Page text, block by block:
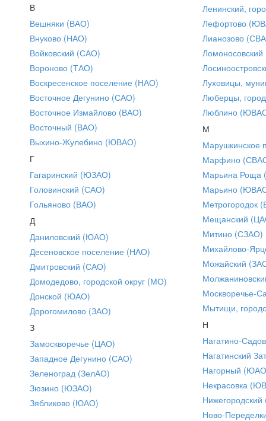
В
Вешняки (ВАО)
Внуково (НАО)
Войковский (САО)
Вороново (ТАО)
Воскресенское поселение (НАО)
Восточное Дегунино (САО)
Восточное Измайлово (ВАО)
Восточный (ВАО)
Выхино-Жулебино (ЮВАО)
Г
Гагаринский (ЮЗАО)
Головинский (САО)
Гольяново (ВАО)
Д
Даниловский (ЮАО)
Десеновское поселение (НАО)
Дмитровский (САО)
Домодедово, городской округ (МО)
Донской (ЮАО)
Дорогомилово (ЗАО)
З
Замоскворечье (ЦАО)
Западное Дегунино (САО)
Зеленоград (ЗелАО)
Зюзино (ЮЗАО)
Зябликово (ЮАО)
Ленинский,
Лефортово
Лианозово
Луховицы,
Люберцы,
Люблино
М
Марушкинское
Марфино
Марьина Роща
Марьино
Метрогородок
Мещанский
Митино (СЗАО)
Михайлово-
Можайский
Москворечье-
Мытищи,
Н
Нагатино-
Нагатинский
Нагорный
Некрасовка
Ново-